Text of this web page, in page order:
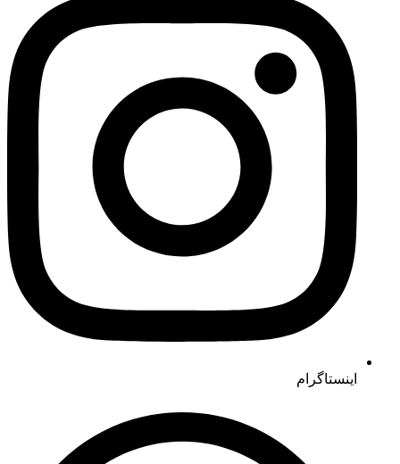
اینستاگرام